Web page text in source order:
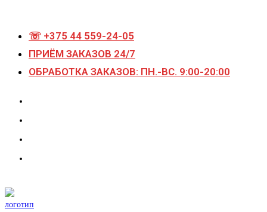
содержимому
☏ +375 44 559-24-05
ПРИЁМ ЗАКАЗОВ 24/7
ОБРАБОТКА ЗАКАЗОВ: ПН.-ВС. 9:00-20:00